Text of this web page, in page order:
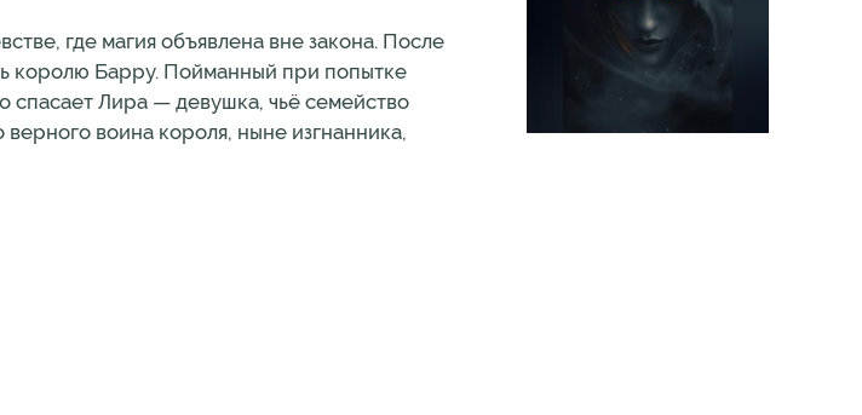
где магия объявлена вне закона. После
королю Барру. Пойманный при попытке
спасает Лира — девушка, чьё семейство
воина короля, ныне изгнанника,